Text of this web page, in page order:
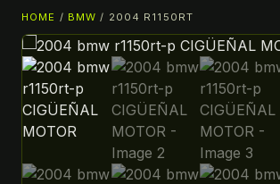
HOME / BMW / 2004 R1150RT